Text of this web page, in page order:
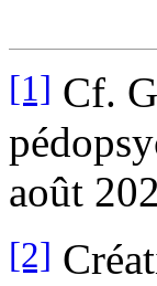
[1] Cf.
août
[2]